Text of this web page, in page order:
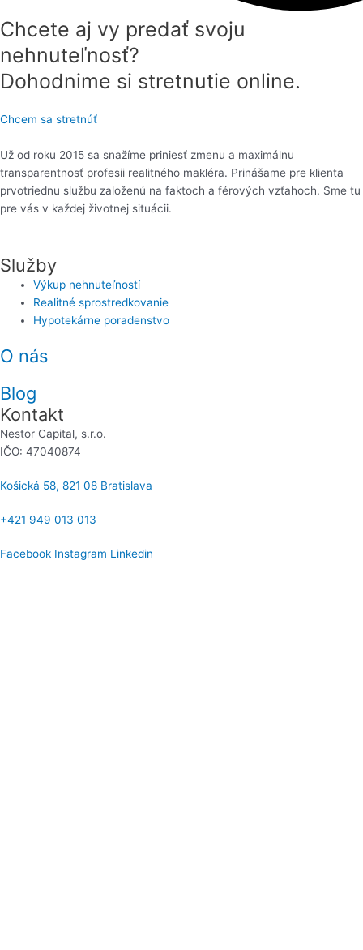
Chcete aj vy predať svoju
nehnuteľnosť?
Dohodnime si stretnutie online.
Chcem sa stretnúť
Už od roku 2015 sa snažíme priniesť zmenu a maximálnu
transparentnosť profesii realitného makléra. Prinášame pre klienta
prvotriednu službu založenú na faktoch a férových vzťahoch. Sme tu
pre vás v každej životnej situácii.
Služby
Výkup nehnuteľností
Realitné sprostredkovanie
Hypotekárne poradenstvo
O nás
Blog
Kontakt
Nestor Capital, s.r.o.
IČO: 47040874
Košická 58, 821 08 Bratislava​
+421 949 013 013
Facebook Instagram Linkedin